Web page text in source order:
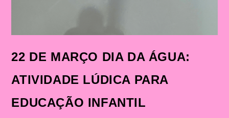
22 DE MARÇO DIA DA ÁGUA:
ATIVIDADE LÚDICA PARA
EDUCAÇÃO INFANTIL